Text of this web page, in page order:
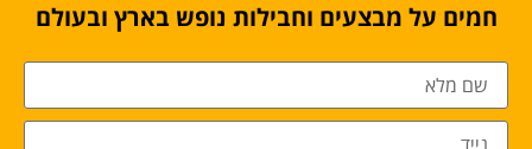
חמים על מבצעים וחבילות נופש בארץ ובעולם